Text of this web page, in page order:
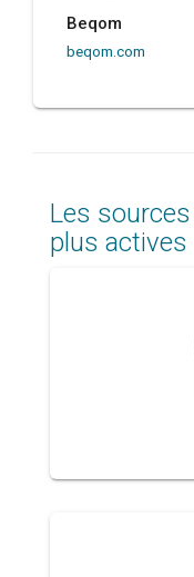
Beqom
beqom.com
Les
plus